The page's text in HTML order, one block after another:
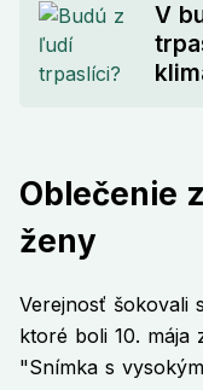
V
Oblečenie
ženy
Verejnosť šokovali
ktoré boli 10. mája
"Snímka s